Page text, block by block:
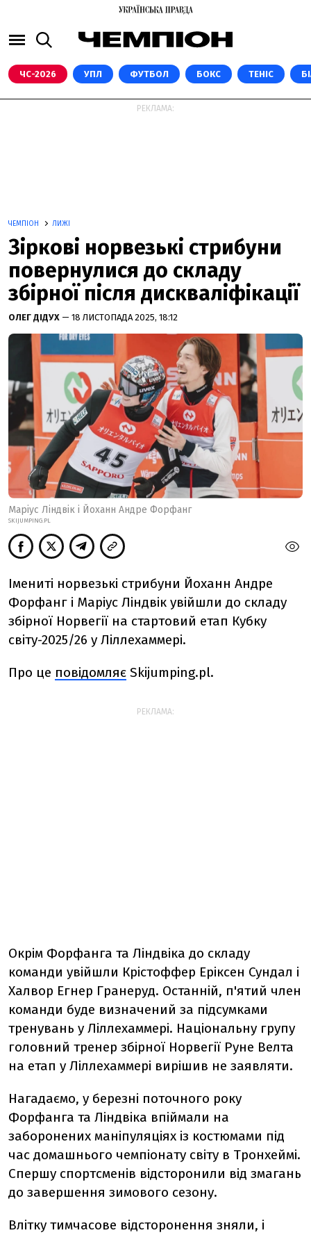
ЧС-2026 УПЛ ФУТБОЛ БОКС ТЕНІС
РЕКЛАМА:
ЧЕМПІОН ЛИЖІ
Зіркові норвезькі стрибуни
повернулися до складу
збірної після дискваліфікації
ОЛЕГ ДІДУХ — 18 ЛИСТОПАДА 2025, 18:12
Маріус Ліндвік і Йоханн Андре Форфанг
SKIJUMPING.PL
Імениті норвезькі стрибуни Йоханн Андре
Форфанг і Маріус Ліндвік увійшли до складу
збірної Норвегії на стартовий етап Кубку
світу-2025/26 у Ліллехаммері.
Про це повідомляє Skijumping.pl.
РЕКЛАМА:
Окрім Форфанга та Ліндвіка до складу
команди увійшли Крістоффер Еріксен Сундал і
Халвор Егнер Гранеруд. Останній, п'ятий член
команди буде визначений за підсумками
тренувань у Ліллехаммері. Національну групу
головний тренер збірної Норвегії Руне Велта
на етап у Ліллехаммері вирішив не заявляти.
Нагадаємо, у березні поточного року
Форфанга та Ліндвіка впіймали на
заборонених маніпуляціях із костюмами під
час домашнього чемпіонату світу в Тронхеймі.
Спершу спортсменів відсторонили від змагань
до завершення зимового сезону.
Влітку тимчасове відсторонення зняли, і